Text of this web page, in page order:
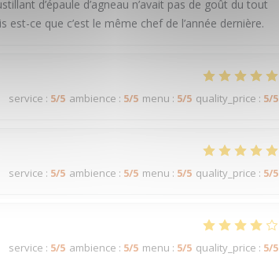
d’épaule d’agneau n’avait pas de goût du tout
ce que c’est le même chef de l’année dernière.
service : 5/5 ambience : 5/5 menu : 5/5 quality_price : 5/5
service : 5/5 ambience : 5/5 menu : 5/5 quality_price : 5/5
service : 5/5 ambience : 5/5 menu : 5/5 quality_price : 5/5